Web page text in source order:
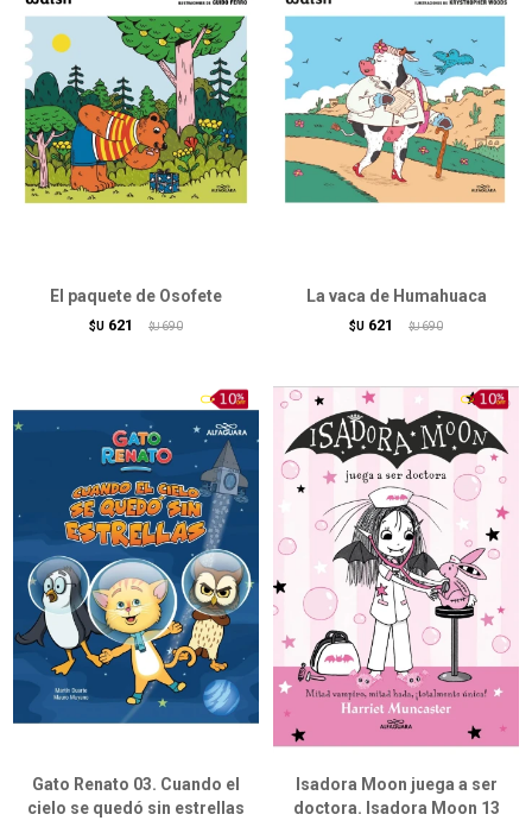
El paquete de Osofete
$U 621 $U 690
La vaca de Humahuaca
$U 621 $U 690
Gato Renato 03. Cuando el
cielo se quedó sin estrellas
Isadora Moon juega a ser
doctora. Isadora Moon 13